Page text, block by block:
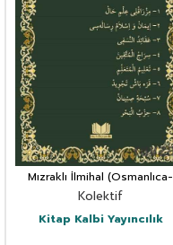
Mızraklı İlmihal (Osmanlıca-
Orjinal Baskı)
Kolektif
Kitap Kalbi Yayıncılık